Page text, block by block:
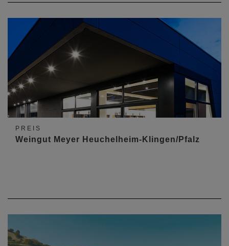
PREIS
Weingut Meyer Heuchelheim-Klingen/Pfalz